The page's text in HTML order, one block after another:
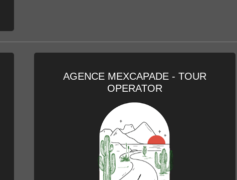
AGENCE MEXCAPADE - TOUR
OPERATOR